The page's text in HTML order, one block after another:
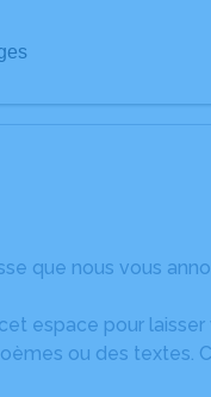
que nous vous
espace pour
ou des textes.